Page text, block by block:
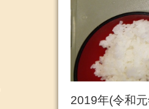
2019年(令和